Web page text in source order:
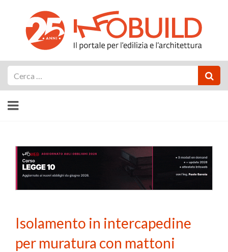
Isolamento in intercapedine
per muratura con mattoni